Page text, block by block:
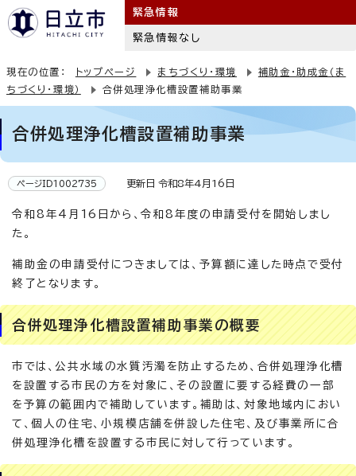
緊急情報
緊急情報なし
現在の位置： トップページ まちづくり・環境
補助金・助成金（ま
ちづくり・環境）
合併処理浄化槽設置補助事業
合併処理浄化槽設置補助事業
ページID1002735 更新日 令和8年4月16日
令和8年4月16日から、令和8年度の申請受付を開始しまし
た。
補助金の申請受付につきましては、予算額に達した時点で受付
終了となります。
合併処理浄化槽設置補助事業の概要
市では、公共水域の水質汚濁を防止するため、合併処理浄化槽
を設置する市民の方を対象に、その設置に要する経費の一部
を予算の範囲内で補助しています。補助は、対象地域内におい
て、個人の住宅、小規模店舗を併設した住宅、及び事業所に合
併処理浄化槽を設置する市民に対して行っています。